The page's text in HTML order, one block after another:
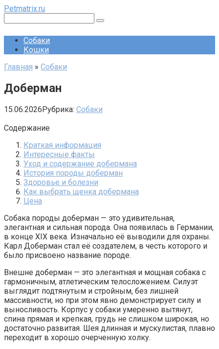
Перейти
контенту
Petmatrix.ru
Собаки
Кошки
Главная » Собаки
Доберман
15.06.2026Рубрика: Собаки
Содержание
Краткая информация
Интересные факты
Уход и содержание добермана
История породы доберман
Здоровье и болезни
Как выбрать щенка добермана
Цена
Собака породы доберман — это удивительная,
элегантная и сильная порода. Она появилась в Германии,
в конце XIX века. Изначально её выводили для охраны.
Карл Доберман стал её создателем, в честь которого и
было присвоено название породе.
Внешне доберман — это элегантная и мощная собака с
гармоничным, атлетическим телосложением. Силуэт
выглядит подтянутым и стройным, без лишней
массивности, но при этом явно демонстрирует силу и
выносливость. Корпус у собаки умеренно вытянут,
спина прямая и крепкая, грудь не слишком широкая, но
достаточно развитая. Шея длинная и мускулистая, плавно
переходит в хорошо очерченную холку.